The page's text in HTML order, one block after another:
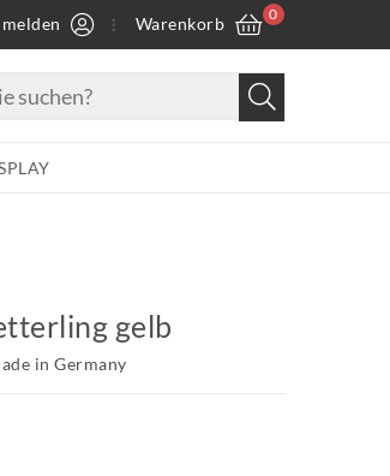
Warenkorb 0
gelb
in Germany